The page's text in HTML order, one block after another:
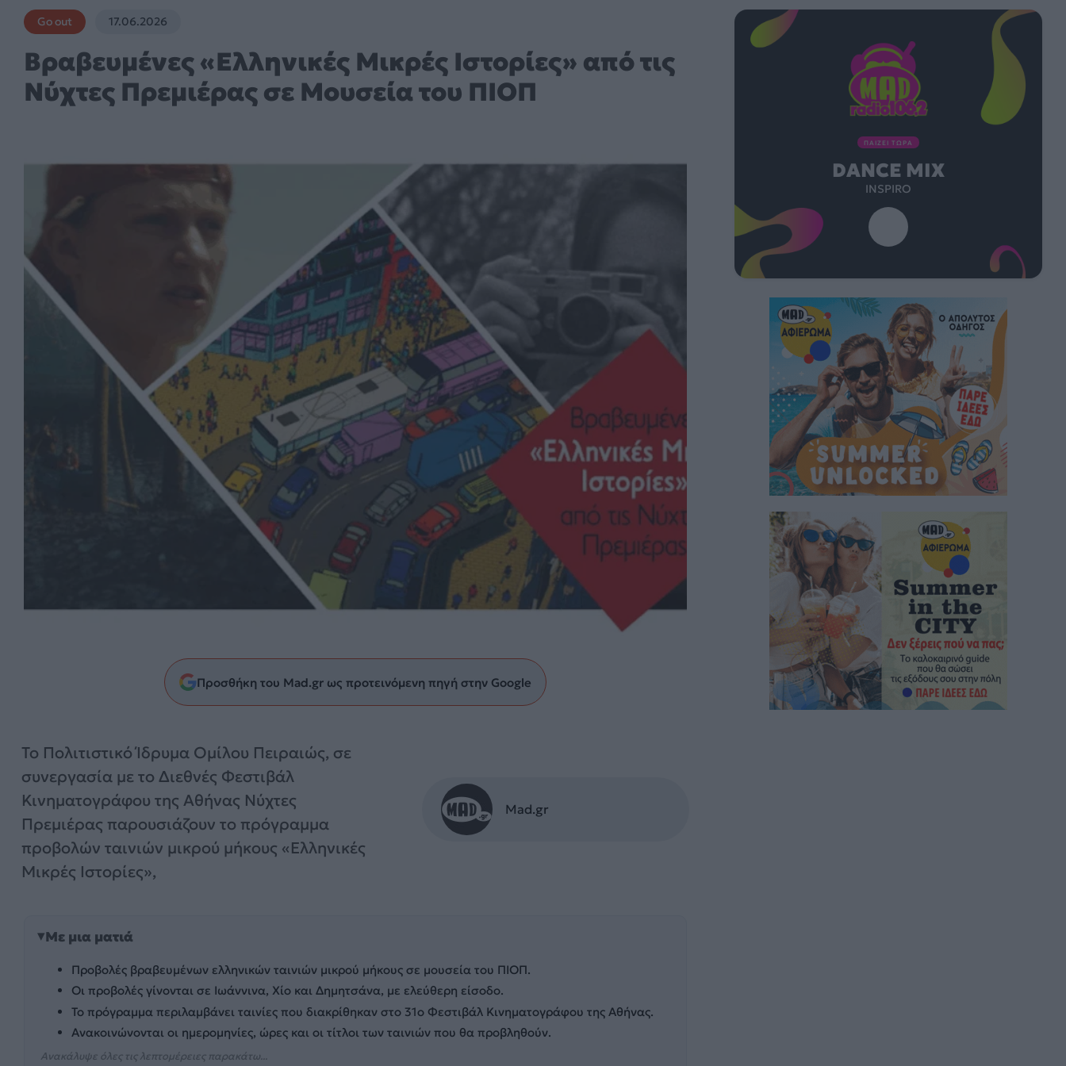
Go out 17.06.2026
Βραβευμένες «Ελληνικές Μικρές Ιστορίες» από τις
Νύχτες Πρεμιέρας σε Μουσεία του ΠΙΟΠ
Προσθήκη του Mad.gr ως προτεινόμενη πηγή στην Google
Το Πολιτιστικό Ίδρυμα Ομίλου Πειραιώς, σε
συνεργασία με το Διεθνές Φεστιβάλ
Κινηματογράφου της Αθήνας Νύχτες
Πρεμιέρας παρουσιάζουν το πρόγραμμα
προβολών ταινιών μικρού μήκους «Ελληνικές
Μικρές Ιστορίες»,
Mad.gr
Με μια ματιά
Προβολές βραβευμένων ελληνικών ταινιών μικρού μήκους σε μουσεία του ΠΙΟΠ.
Οι προβολές γίνονται σε Ιωάννινα, Χίο και Δημητσάνα, με ελεύθερη είσοδο.
Το πρόγραμμα περιλαμβάνει ταινίες που διακρίθηκαν στο 31ο Φεστιβάλ Κινηματογράφου της Αθήνας.
Ανακοινώνονται οι ημερομηνίες, ώρες και οι τίτλοι των ταινιών που θα προβληθούν.
Ανακάλυψε όλες τις λεπτομέρειες παρακάτω...
ΠΑΙΖΕΙ ΤΩΡΑ
DANCE MIX
INSPIRO